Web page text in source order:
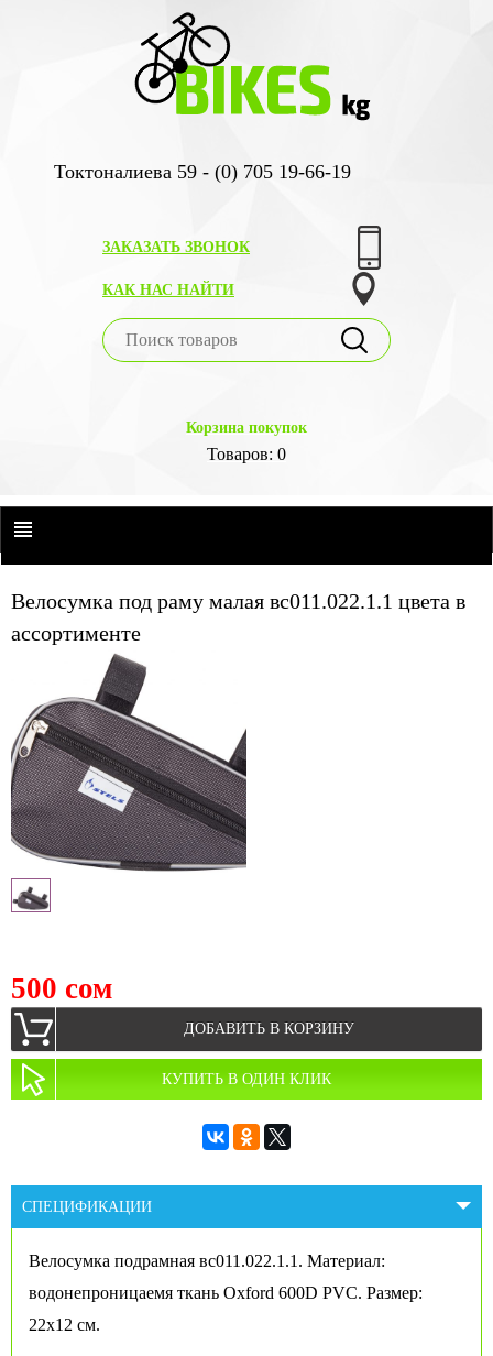
Токтоналиева 59 - (0) 705 19-66-19
ЗАКАЗАТЬ ЗВОНОК
КАК НАС НАЙТИ
Корзина покупок
Товаров: 0
Велосумка под раму малая вс011.022.1.1 цвета в
ассортименте
500 сом
ДОБАВИТЬ В КОРЗИНУ
КУПИТЬ В ОДИН КЛИК
СПЕЦИФИКАЦИИ
Велосумка подрамная вс011.022.1.1. Материал:
водонепроницаемя ткань Oxford 600D PVC. Размер:
22х12 см.